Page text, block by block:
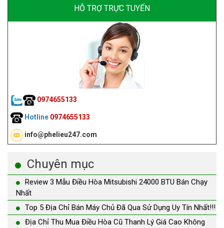
HỖ TRỢ TRỰC TUYẾN
0974655133
Hotline 0974655133
info@phelieu247.com
Chuyên mục
Review 3 Mẫu Điều Hòa Mitsubishi 24000 BTU Bán Chạy
Nhất
Top 5 Địa Chỉ Bán Máy Chủ Đã Qua Sử Dụng Uy Tín Nhất!!!
Địa Chỉ Thu Mua Điều Hòa Cũ Thanh Lý Giá Cao Không